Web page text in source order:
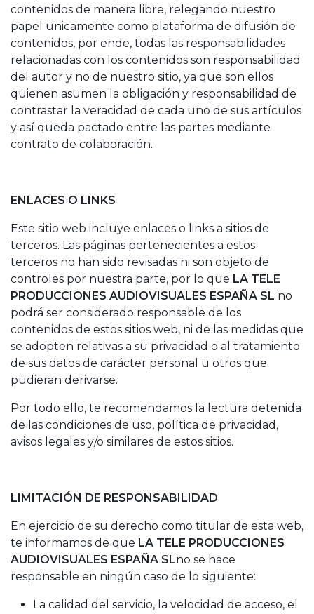
contenidos de manera libre, relegando nuestro
papel unicamente como plataforma de difusión de
contenidos, por ende, todas las responsabilidades
relacionadas con los contenidos son responsabilidad
del autor y no de nuestro sitio, ya que son ellos
quienen asumen la obligación y responsabilidad de
contrastar la veracidad de cada uno de sus artículos
y así queda pactado entre las partes mediante
contrato de colaboración.
ENLACES O LINKS
Este sitio web incluye enlaces o links a sitios de
terceros. Las páginas pertenecientes a estos
terceros no han sido revisadas ni son objeto de
controles por nuestra parte, por lo que LA TELE
PRODUCCIONES AUDIOVISUALES ESPAÑA SL no
podrá ser considerado responsable de los
contenidos de estos sitios web, ni de las medidas que
se adopten relativas a su privacidad o al tratamiento
de sus datos de carácter personal u otros que
pudieran derivarse.
Por todo ello, te recomendamos la lectura detenida
de las condiciones de uso, política de privacidad,
avisos legales y/o similares de estos sitios.
LIMITACIÓN DE RESPONSABILIDAD
En ejercicio de su derecho como titular de esta web,
te informamos de que LA TELE PRODUCCIONES
AUDIOVISUALES ESPAÑA SLno se hace
responsable en ningún caso de lo siguiente:
La calidad del servicio, la velocidad de acceso, el